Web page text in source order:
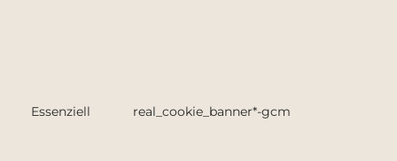
Essenziell real_cookie_banner*-gcm